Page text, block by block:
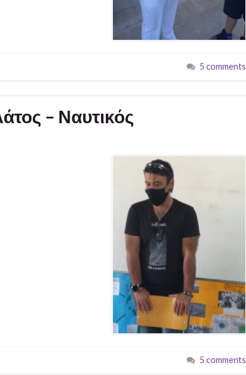
5 comments
– Ναυτικός
Ναυτικός
5 comments